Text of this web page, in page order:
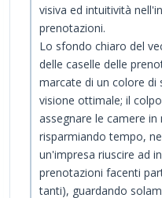
visiva ed intuitività
prenotazioni.
Lo sfondo chiaro del
delle caselle delle
marcate di un colore
visione ottimale; il
assegnare le camere
risparmiando tempo,
un'impresa riuscire ad
prenotazioni facenti
tanti), guardando